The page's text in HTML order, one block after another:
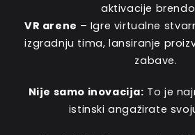
aktivacije
VR arene – Igre virtualne
izgradnju tima, lansiranje
zabave.
Nije samo inovacija: To je
istinski angažirate